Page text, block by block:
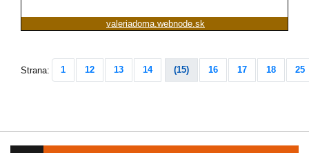
valeriadoma.webnode.sk
Strana: 1 12 13 14 (15) 16 17 18 25